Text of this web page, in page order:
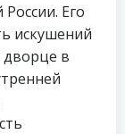
Его
искушений
дворце в